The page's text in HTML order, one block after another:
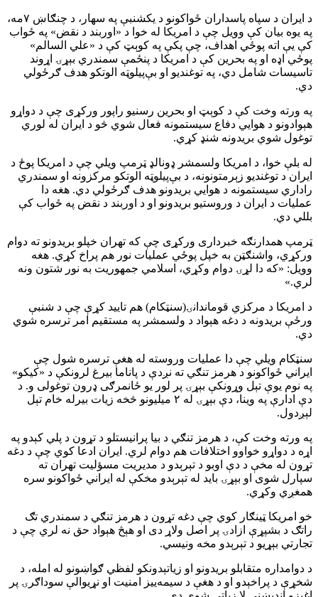
د ایران د سپاه پاسداران ځواکونو د یکشنبې په سهار، د چنګاښ ۷مه،
په یوه بیان کې وویل چې د امریکا له خوا د «اوربند د نقض» په ځواب
کې یې اته پوځي اهداف، چې پکې په کوېټ کې د «علي السالم»
پوځي اډه او په بحرین کې د امریکا د پنځمې سمندري بېړۍ اړوند
تاسیسات شامل دي، په توغندیو او بې‌پیلوټه الوتکو هدف ګرځولي
دي.
په ورته وخت کې د کوېټ او بحرین رسنیو راپور ورکړی چې د دواړو
هېوادونو د هوايي دفاع سیستمونه فعال شوي څو د ایران له لوري
توغول شوي بریدونه شنډ کړي.
له بلې خوا، د امریکا ولسمشر ډونالډ ټرمپ ویلي چې د امریکا پوځ د
ایران د توغندیو زېرمتونونه، د بې‌پیلوټه الوتکو مرکزونه او سمندري
راداري سیستمونه د هوايي بریدونو هدف ګرځولي دي. هغه دا
عملیات د ایران د وروستیو بریدونو او د اوربند د نقض په ځواب کې
بللي دي.
ټرمپ همدارنګه خبرداری ورکړی چې که تهران خپلو بریدونو ته دوام
ورکړي، واشنګټن به خپل پوځي عملیات نور هم پراخ کړي. هغه
وویل: «که دا لړۍ دوام وکړي، اسلامي جمهوریت به نور شتون ونه
لري.»
د امریکا د مرکزي قوماندانۍ(سنټکام) هم تایید کړې چې د شنبې
ورځې بریدونه د دغه هېواد د ولسمشر په مستقیم امر ترسره شوي
دي.
سنټکام ویلي چې دا عملیات وروسته له هغې ترسره شول چې
ایراني ځواکونو د هرمز تنګي ته نږدې د پاناما بیرغ لرونکې د «کیکو»
په نوم یوې تېل وړونکې بېړۍ پر لور یو ځانمرګی ډرون توغولی و. د
دې ادارې په وینا، دې بېړۍ له ۲ میلیونو څخه زیات بیرله خام تېل
لېږدول.
په ورته وخت کې، د هرمز تنګي د بیا پرانیستلو د تړون د پلي کېدو په
اړه د دواړو خواوو اختلافات هم دوام لري. ایران ادعا کوي چې د دغه
تړون له مخې د دې اوبو د تېرېدو د مدیریت مسؤلیت تهران ته
سپارل شوی او بېړۍ باید له تېرېدو مخکې له ایراني ځواکونو سره
همغږي وکړي.
خو امریکا ټینګار کوي چې دغه تړون د هرمز تنګي د سمندري تګ
راتګ د بشپړې ازادۍ پر اصل ولاړ دی او هېڅ هېواد حق نه لري چې د
تجارتي بېړیو د تېرېدو مخه ونیسي.
د دوامداره متقابلو بریدونو او زیاتېدونکو لفظي ګواښونو له امله، د
شخړې د پراخېدو او د هغې د سیمه‌ییز امنیت او نړیوالې سوداګرۍ پر